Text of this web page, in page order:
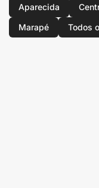
Aparecida
Marapé
Todos